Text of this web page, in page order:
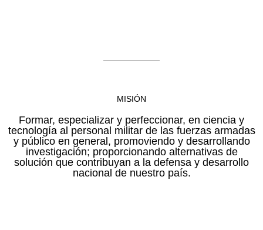
MISIÓN
Formar, especializar y perfeccionar, en ciencia y
tecnología al personal militar de las fuerzas armadas
y público en general, promoviendo y desarrollando
investigación; proporcionando alternativas de
solución que contribuyan a la defensa y desarrollo
nacional de nuestro país.